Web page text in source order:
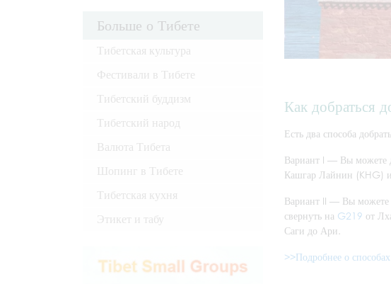
Больше о Тибете
Тибетская культура
Фестивали в Тибете
Тибетский буддизм
Тибетский народ
Валюта Тибета
Шопинг в Тибете
Тибетская кухня
Этикет и табу
Как добраться
Есть два способа
Вариант I — Вы можете
Кашгар Лайнин (KHG)
Вариант II — Вы можете
свернуть на G219 от
Саги до Ари.
>>Подробнее о